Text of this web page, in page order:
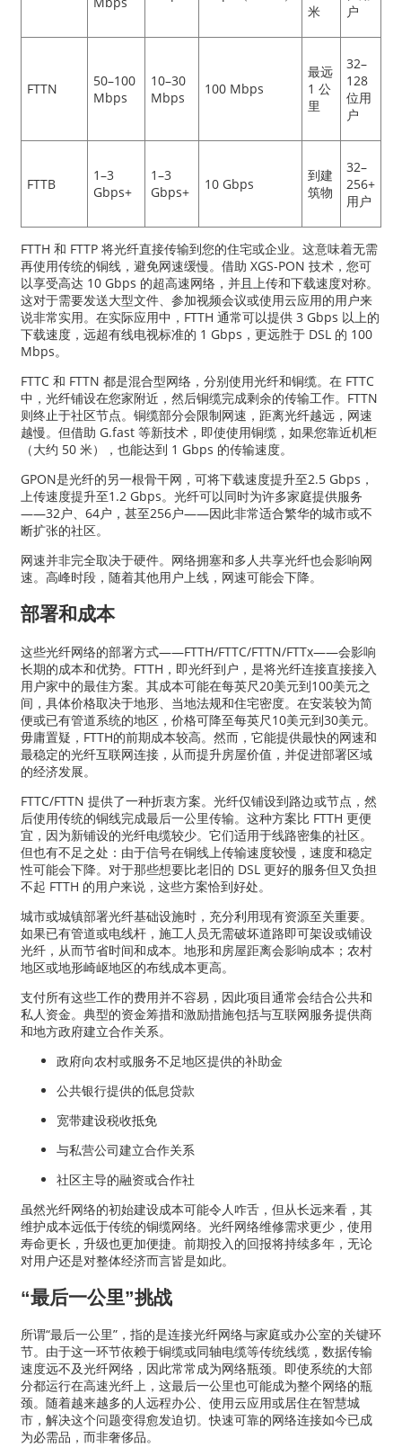
米
户
FTTN
50–100
Mbps
10–30
Mbps
100 Mbps
最远
1 公
里
32–
128
位用
户
FTTB
1–3
Gbps+
1–3
Gbps+
10 Gbps
到建
筑物
32–
256+
用户
FTTH 和 FTTP 将光纤直接传输到您的住宅或企业。这意味着无需
再使用传统的铜线，避免网速缓慢。借助 XGS-PON 技术，您可
以享受高达 10 Gbps 的超高速网络，并且上传和下载速度对称。
这对于需要发送大型文件、参加视频会议或使用云应用的用户来
说非常实用。在实际应用中，FTTH 通常可以提供 3 Gbps 以上的
下载速度，远超有线电视标准的 1 Gbps，更远胜于 DSL 的 100
Mbps。
FTTC 和 FTTN 都是混合型网络，分别使用光纤和铜缆。在 FTTC
中，光纤铺设在您家附近，然后铜缆完成剩余的传输工作。FTTN
则终止于社区节点。铜缆部分会限制网速，距离光纤越远，网速
越慢。但借助 G.fast 等新技术，即使使用铜缆，如果您靠近机柜
（大约 50 米），也能达到 1 Gbps 的传输速度。
GPON是光纤的另一根骨干网，可将下载速度提升至2.5 Gbps，
上传速度提升至1.2 Gbps。光纤可以同时为许多家庭提供服务
——32户、64户，甚至256户——因此非常适合繁华的城市或不
断扩张的社区。
网速并非完全取决于硬件。网络拥塞和多人共享光纤也会影响网
速。高峰时段，随着其他用户上线，网速可能会下降。
部署和成本
这些光纤网络的部署方式——FTTH/FTTC/FTTN/FTTx——会影响
长期的成本和优势。FTTH，即光纤到户，是将光纤连接直接接入
用户家中的最佳方案。其成本可能在每英尺20美元到100美元之
间，具体价格取决于地形、当地法规和住宅密度。在安装较为简
便或已有管道系统的地区，价格可降至每英尺10美元到30美元。
毋庸置疑，FTTH的前期成本较高。然而，它能提供最快的网速和
最稳定的光纤互联网连接，从而提升房屋价值，并促进部署区域
的经济发展。
FTTC/FTTN 提供了一种折衷方案。光纤仅铺设到路边或节点，然
后使用传统的铜线完成最后一公里传输。这种方案比 FTTH 更便
宜，因为新铺设的光纤电缆较少。它们适用于线路密集的社区。
但也有不足之处：由于信号在铜线上传输速度较慢，速度和稳定
性可能会下降。对于那些想要比老旧的 DSL 更好的服务但又负担
不起 FTTH 的用户来说，这些方案恰到好处。
城市或城镇部署光纤基础设施时，充分利用现有资源至关重要。
如果已有管道或电线杆，施工人员无需破坏道路即可架设或铺设
光纤，从而节省时间和成本。地形和房屋距离会影响成本；农村
地区或地形崎岖地区的布线成本更高。
支付所有这些工作的费用并不容易，因此项目通常会结合公共和
私人资金。典型的资金筹措和激励措施包括与互联网服务提供商
和地方政府建立合作关系。
政府向农村或服务不足地区提供的补助金
公共银行提供的低息贷款
宽带建设税收抵免
与私营公司建立合作关系
社区主导的融资或合作社
虽然光纤网络的初始建设成本可能令人咋舌，但从长远来看，其
维护成本远低于传统的铜缆网络。光纤网络维修需求更少，使用
寿命更长，升级也更加便捷。前期投入的回报将持续多年，无论
对用户还是对整体经济而言皆是如此。
“最后一公里”挑战
所谓“最后一公里”，指的是连接光纤网络与家庭或办公室的关键环
节。由于这一环节依赖于铜缆或同轴电缆等传统线缆，数据传输
速度远不及光纤网络，因此常常成为网络瓶颈。即使系统的大部
分都运行在高速光纤上，这最后一公里也可能成为整个网络的瓶
颈。随着越来越多的人远程办公、使用云应用或居住在智慧城
市，解决这个问题变得愈发迫切。快速可靠的网络连接如今已成
为必需品，而非奢侈品。